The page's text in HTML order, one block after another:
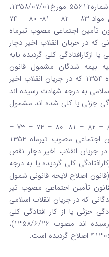
به موجب ماده واحده قانون شماره55612 مورخ1358/07/01،
باموضوع(لایحه قانونی شمول مواد 83 – 82 – 81- 80 – 74
72 – 70 – 60 قانون تأمین اجتماعی مصوب تیرماه
که در جریان انقلاب اخیر دچار
ازکارافتادگی کلی گردیده یابه
بیمه شدگان مشمول قانون
تأمین اجتماعی مصوب تیرماه 1354 که در جریان انقلاب اخیر
به درجه شهادت رسیده اند
جزئی یا کلی شده اند مشمول
لایحه قانونی شمول مواد 83 – 82 – 81- 80 – 74 – 73 –
72 – 70 – 60 قانون تأمین اجتماعی مصوب تیرماه 1354
جریان انقلاب اخیر دچار نقص
کلی گردیده یا به درجه
اصلاح لایحه قانونی شمول
قانون تأمین اجتماعی مصوب تیر
شدگانی که در جریان انقلاب اسلامی
جزئی یا از کار افتادگی کلی
گردیده یا به درجه شهادت رسیده اند مصوب 1358/6/26)،